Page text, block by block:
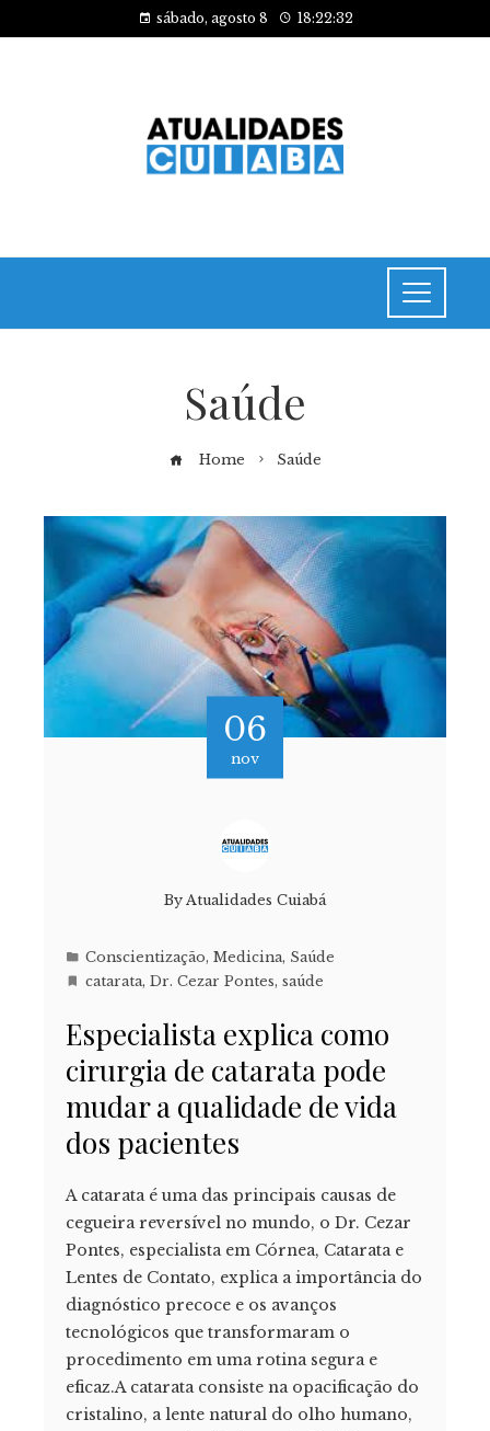
sábado, agosto 8 18:22:32
Saúde
Home Saúde
06
nov
By Atualidades Cuiabá
Conscientização, Medicina, Saúde
catarata, Dr. Cezar Pontes, saúde
Especialista explica como
cirurgia de catarata pode
mudar a qualidade de vida
dos pacientes
A catarata é uma das principais causas de
cegueira reversível no mundo, o Dr. Cezar
Pontes, especialista em Córnea, Catarata e
Lentes de Contato, explica a importância do
diagnóstico precoce e os avanços
tecnológicos que transformaram o
procedimento em uma rotina segura e
eficaz.A catarata consiste na opacificação do
cristalino, a lente natural do olho humano,